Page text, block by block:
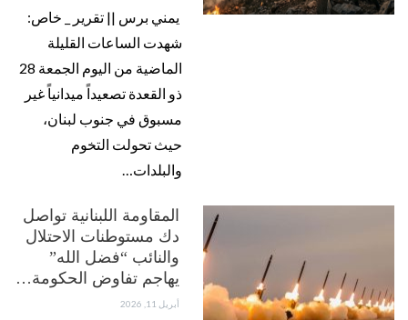
يمني برس || تقرير _ خاص:
شهدت الساعات القليلة
الماضية من اليوم الجمعة 28
ذو القعدة تصعيداً ميدانياً غير
مسبوق في جنوب لبنان،
حيث تحولت التخوم
والبلدات…
المقاومة اللبنانية تواصل
دك مستوطنات الاحتلال
والنائب “فضل الله”
يهاجم تفاوض الحكومة…
أبريل 11, 2026